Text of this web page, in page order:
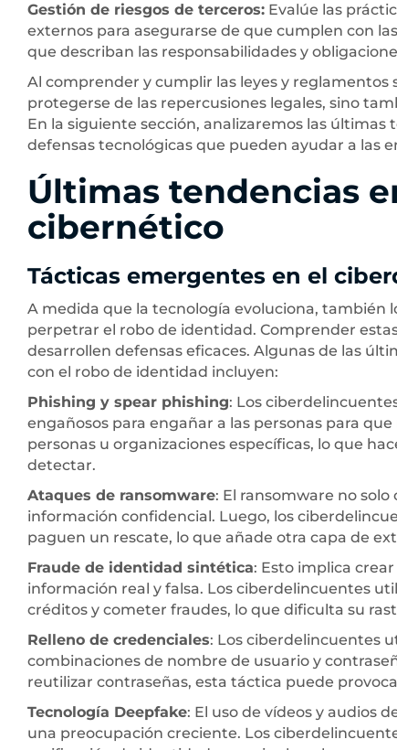
Gestión de riesgos de terceros: Evalúe las
externos para asegurarse de que cumplen con
que describan las responsabilidades y
Al comprender y cumplir las leyes y
protegerse de las repercusiones legales, sino
En la siguiente sección, analizaremos las
defensas tecnológicas que pueden ayudar a las
Últimas tendencias
cibernético
Tácticas emergentes en el
A medida que la tecnología evoluciona, también
perpetrar el robo de identidad. Comprender
desarrollen defensas eficaces. Algunas de las
con el robo de identidad incluyen:
Phishing y spear phishing: Los
engañosos para engañar a las personas para
personas u organizaciones específicas, lo que
detectar.
Ataques de ransomware: El ransomware no
información confidencial. Luego, los
paguen un rescate, lo que añade otra capa de
Fraude de identidad sintética: Esto implica
información real y falsa. Los ciberdelincuentes
créditos y cometer fraudes, lo que dificulta su
Relleno de credenciales: Los ciberdelincuentes
combinaciones de nombre de usuario y
reutilizar contraseñas, esta táctica puede
Tecnología Deepfake: El uso de vídeos y audios
una preocupación creciente. Los